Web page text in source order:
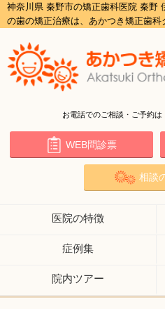
神奈川県 秦野市の矯正歯科医院 秦野
の歯の矯正治療は、あかつき矯正歯科
お電話でのご相談・ご予約は
WEB問診票
相談
医院の特徴
症例集
院内ツアー